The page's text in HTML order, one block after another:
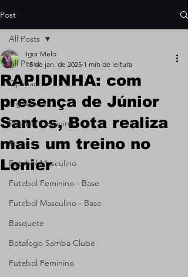
Post
All Posts
Opinião
Ingressos
Futebol Feminino
Remo
Futebol Masculino
Futebol Feminino - Base
Futebol Masculino - Base
Basquete
Botafogo Samba Clube
Futebol Feminino
All Posts
RAPIDINHA: com
presença de Júnior
Santos, Bota realiza
mais um treino no
Lonier
Igor Melo
15 de jan. de 2025 1 min de leitura